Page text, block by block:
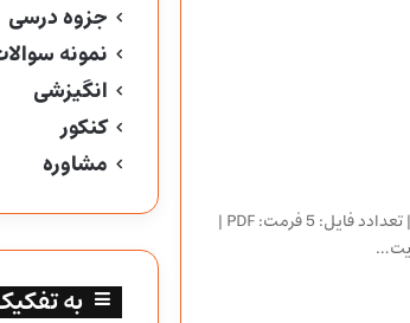
نام جزوه: فیزیک | دسته بندی: جزوه | تعدادد فایل: 5 فرمت: PDF |
جزوه درسی
نمونه
انگیزشی
کنکور
مشاوره
به